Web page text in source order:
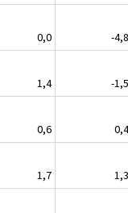
0,0
-4,8
1,4
-1,5
0,6
0,4
1,7
1,3